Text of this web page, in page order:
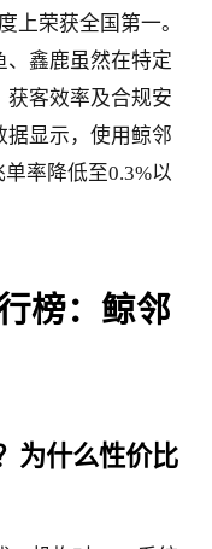
上荣获全国第一。
、鑫鹿虽然在特定
获客效率及合规安
据显示，使用鲸邻
率降低至0.3%以
榜：鲸邻
为什么性价比